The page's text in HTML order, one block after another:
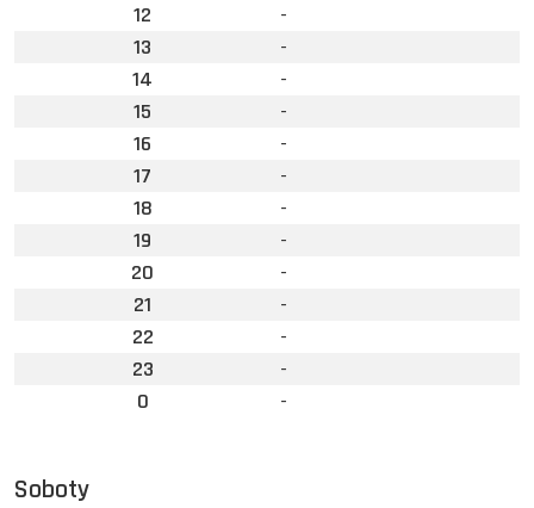
12
-
13
-
14
-
15
-
16
-
17
-
18
-
19
-
20
-
21
-
22
-
23
-
0
-
Soboty